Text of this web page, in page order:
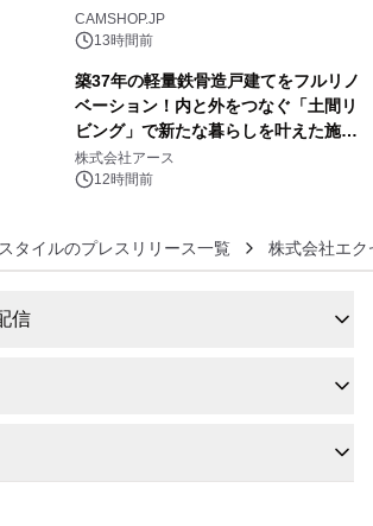
CAMSHOP.JP
13時間前
築37年の軽量鉄骨造戸建てをフルリノ
ベーション！内と外をつなぐ「土間リ
ビング」で新たな暮らしを叶えた施工
事例を株式会社アースが公開
株式会社アース
12時間前
タイルのプレスリリース一覧 株式会社エ
信